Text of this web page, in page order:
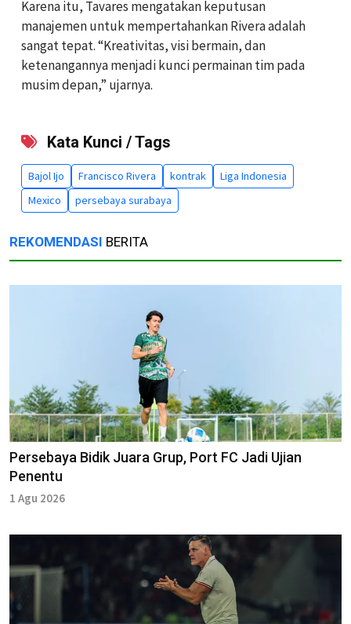
Karena itu, Tavares mengatakan keputusan
manajemen untuk mempertahankan Rivera adalah
sangat tepat. “Kreativitas, visi bermain, dan
ketenangannya menjadi kunci permainan tim pada
musim depan,” ujarnya.
Kata Kunci / Tags
Bajol Ijo Francisco Rivera kontrak
Liga Indonesia
Mexico
persebaya surabaya
REKOMENDASI BERITA
Persebaya Bidik Juara Grup, Port FC Jadi Ujian
Penentu
1 Agu 2026